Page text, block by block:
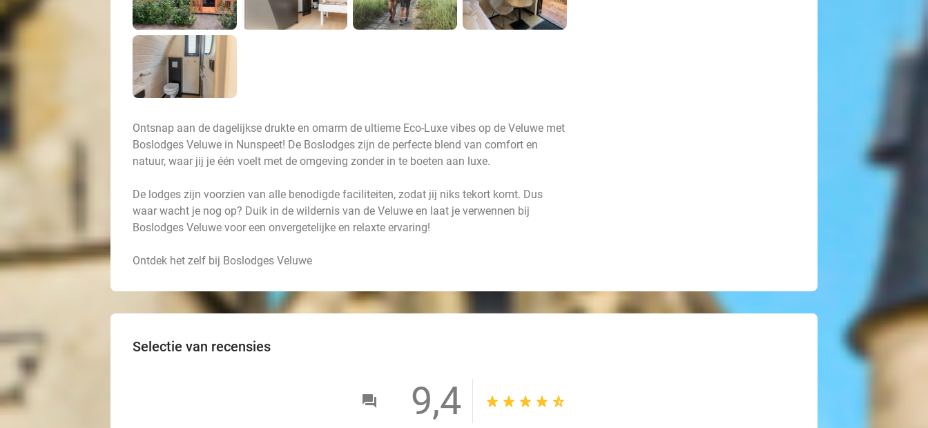
Ontsnap aan de dagelijkse drukte en omarm de ultieme Eco-Luxe vibes op de Veluwe met
Boslodges Veluwe in Nunspeet! De Boslodges zijn de perfecte blend van comfort en
natuur, waar jij je één voelt met de omgeving zonder in te boeten aan luxe.
De lodges zijn voorzien van alle benodigde faciliteiten, zodat jij niks tekort komt. Dus
waar wacht je nog op? Duik in de wildernis van de Veluwe en laat je verwennen bij
Boslodges Veluwe voor een onvergetelijke en relaxte ervaring!
Ontdek het zelf bij Boslodges Veluwe
Selectie van recensies
9,4